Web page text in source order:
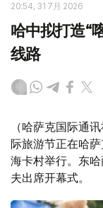
20:54, 31 7月 2026
哈中拟打造“
线路
（哈萨克国际通
际旅游节正在哈
海卡村举行。东
夫出席开幕式。